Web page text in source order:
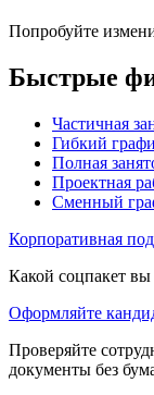
Попробуйте
Быстрые
Частичная
Гибкий
Полная
Проектная
Сменный
Корпоративная
Какой соцпакет
Оформляйте
Проверяйте
документы без